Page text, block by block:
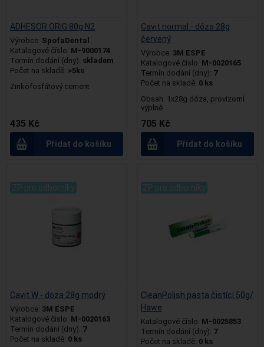
ADHESOR ORIG 80g N2
Výrobce: SpofaDental
Katalogové číslo: M-9000174
Termín dodání (dny): skladem
Počet na skladě: >5ks
Zinkofosfátový cement
435 Kč
Přidat do košíku
Cavit normal - dóza 28g
červený
Výrobce: 3M ESPE
Katalogové číslo: M-0020165
Termín dodání (dny): 7
Počet na skladě: 0 ks
Obsah: 1x28g dóza, provizorní
výplně
705 Kč
Přidat do košíku
ZP pro odborníky
Cavit W - dóza 28g modrý
Výrobce: 3M ESPE
Katalogové číslo: M-0020163
Termín dodání (dny): 7
Počet na skladě: 0 ks
ZP pro odborníky
CleanPolish pasta čistící 50g/
Hawe
Katalogové číslo: M-0025853
Termín dodání (dny): 7
Počet na skladě: 0 ks